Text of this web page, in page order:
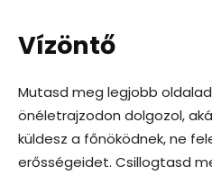
Vízöntő
Mutasd meg legjobb
önéletrajzodon dolgozol,
küldesz a főnöködnek, ne
erősségeidet. Csillogtasd